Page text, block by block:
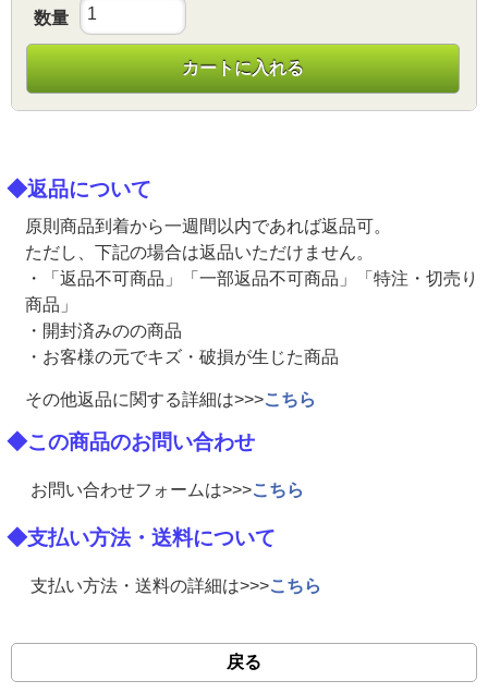
数量
カートに入れる
◆返品について
原則商品到着から一週間以内であれば返品可。
ただし、下記の場合は返品いただけません。
・「返品不可商品」「一部返品不可商品」「特注・切売り
商品」
・開封済みのの商品
・お客様の元でキズ・破損が生じた商品
その他返品に関する詳細は>>>こちら
◆この商品のお問い合わせ
お問い合わせフォームは>>>こちら
◆支払い方法・送料について
支払い方法・送料の詳細は>>>こちら
戻る